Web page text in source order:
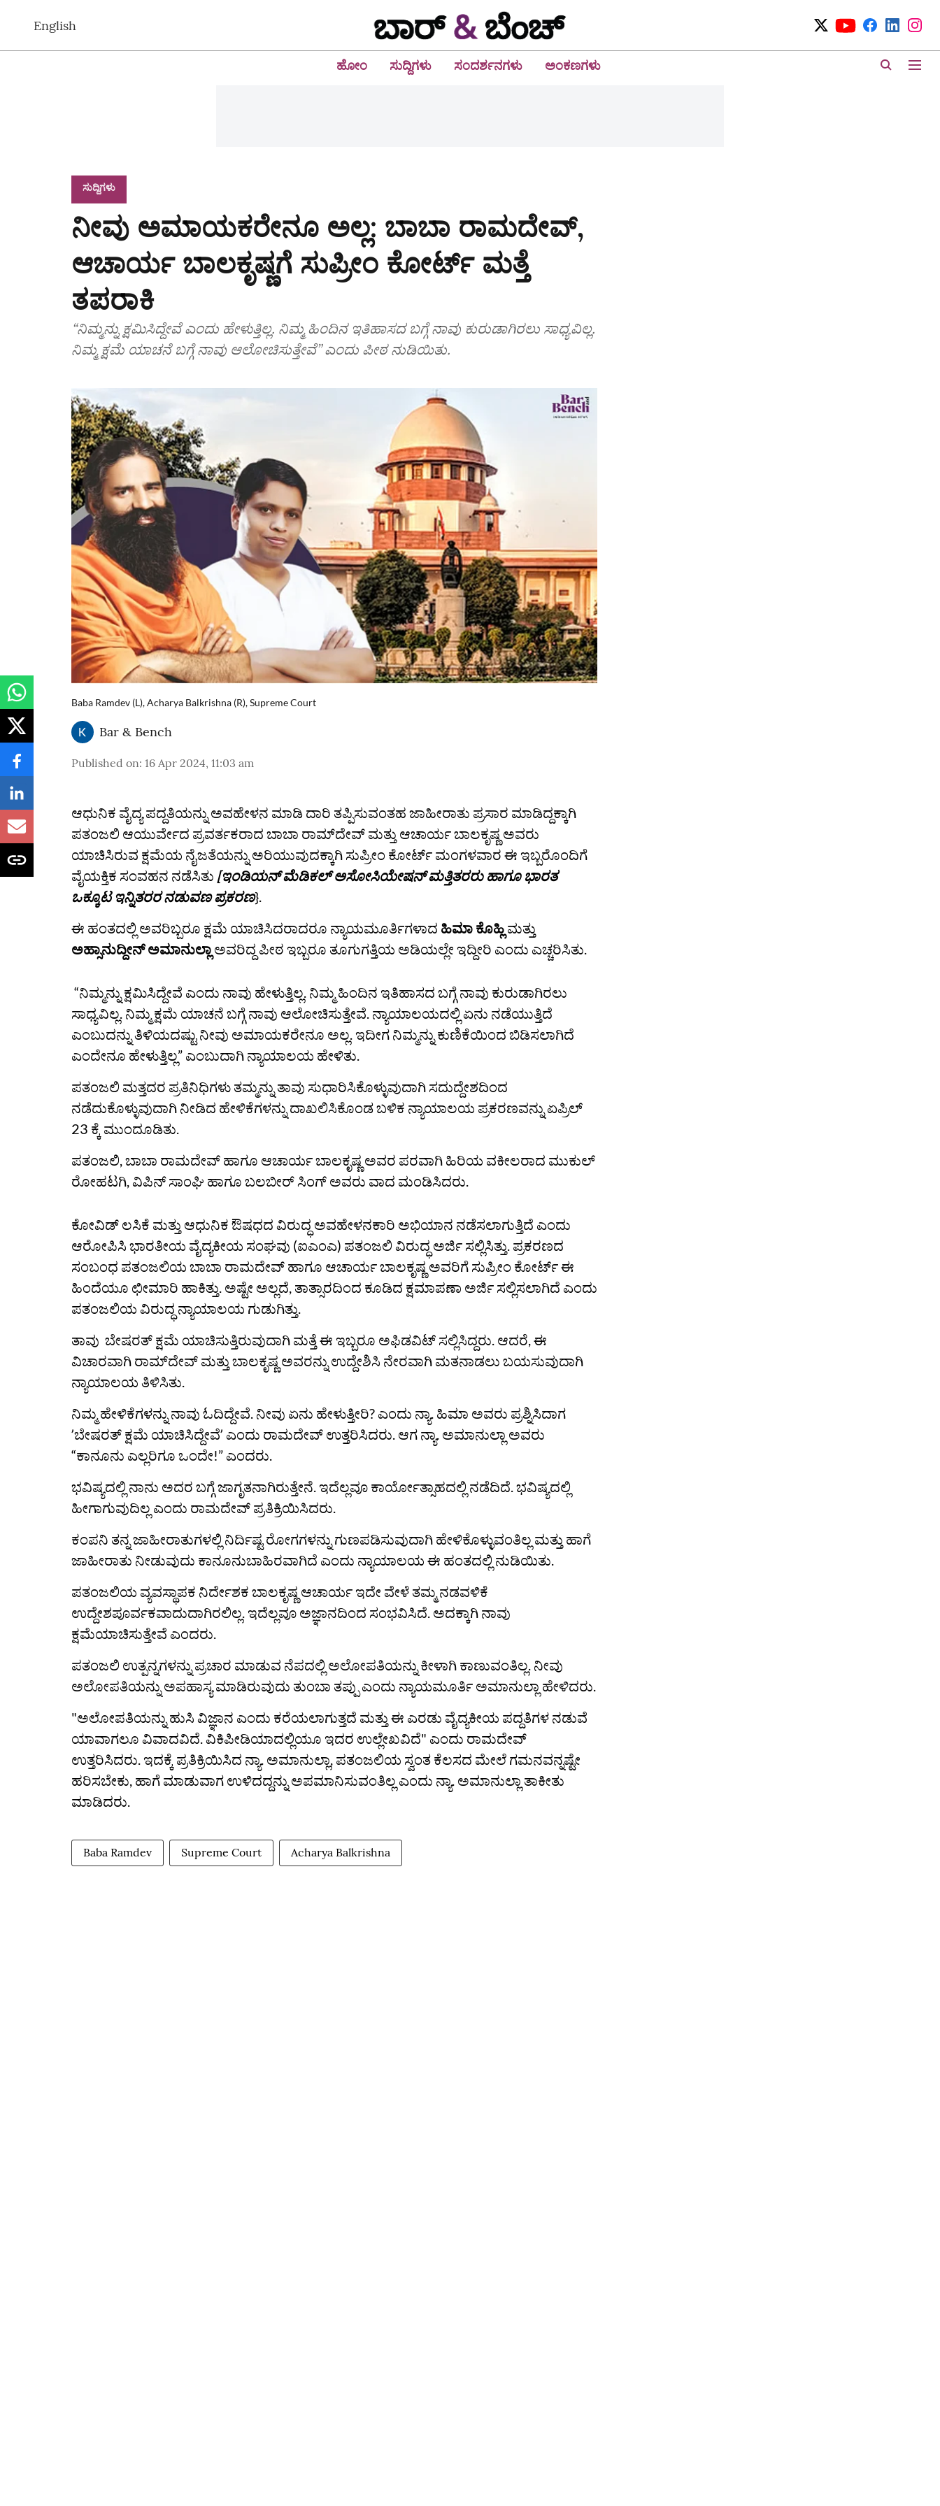
English
ಹೋಂ ಸುದ್ದಿಗಳು ಸಂದರ್ಶನಗಳು ಅಂಕಣಗಳು
ಸುದ್ದಿಗಳು
ನೀವು ಅಮಾಯಕರೇನೂ ಅಲ್ಲ: ಬಾಬಾ ರಾಮದೇವ್,
ಆಚಾರ್ಯ ಬಾಲಕೃಷ್ಣಗೆ ಸುಪ್ರೀಂ ಕೋರ್ಟ್‌ ಮತ್ತೆ
ತಪರಾಕಿ
“ನಿಮ್ಮನ್ನು ಕ್ಷಮಿಸಿದ್ದೇವೆ ಎಂದು ಹೇಳುತ್ತಿಲ್ಲ. ನಿಮ್ಮ ಹಿಂದಿನ ಇತಿಹಾಸದ ಬಗ್ಗೆ ನಾವು ಕುರುಡಾಗಿರಲು ಸಾಧ್ಯವಿಲ್ಲ.
ನಿಮ್ಮ ಕ್ಷಮೆ ಯಾಚನೆ ಬಗ್ಗೆ ನಾವು ಆಲೋಚಿಸುತ್ತೇವೆ” ಎಂದು ಪೀಠ ನುಡಿಯಿತು.
Baba Ramdev (L), Acharya Balkrishna (R), Supreme Court
Bar & Bench
Published on: 16 Apr 2024, 11:03 am
ಆಧುನಿಕ ವೈದ್ಯ ಪದ್ದತಿಯನ್ನು ಅವಹೇಳನ ಮಾಡಿ ದಾರಿ ತಪ್ಪಿಸುವಂತಹ ಜಾಹೀರಾತು ಪ್ರಸಾರ ಮಾಡಿದ್ದಕ್ಕಾಗಿ
ಪತಂಜಲಿ ಆಯುರ್ವೇದ ಪ್ರವರ್ತಕರಾದ ಬಾಬಾ ರಾಮ್‌ದೇವ್ ಮತ್ತು ಆಚಾರ್ಯ ಬಾಲಕೃಷ್ಣ ಅವರು
ಯಾಚಿಸಿರುವ ಕ್ಷಮೆಯ ನೈಜತೆಯನ್ನು ಅರಿಯುವುದಕ್ಕಾಗಿ ಸುಪ್ರೀಂ ಕೋರ್ಟ್‌ ಮಂಗಳವಾರ ಈ ಇಬ್ಬರೊಂದಿಗೆ
ವೈಯಕ್ತಿಕ ಸಂವಹನ ನಡೆಸಿತು [ಇಂಡಿಯನ್ ಮೆಡಿಕಲ್ ಅಸೋಸಿಯೇಷನ್ ಮತ್ತಿತರರು ಹಾಗೂ ಭಾರತ
ಒಕ್ಕೂಟ ಇನ್ನಿತರರ ನಡುವಣ ಪ್ರಕರಣ}.
ಈ ಹಂತದಲ್ಲಿ ಅವರಿಬ್ಬರೂ ಕ್ಷಮೆ ಯಾಚಿಸಿದರಾದರೂ ನ್ಯಾಯಮೂರ್ತಿಗಳಾದ ಹಿಮಾ ಕೊಹ್ಲಿ ಮತ್ತು
ಅಹ್ಸಾನುದ್ದೀನ್ ಅಮಾನುಲ್ಲಾ ಅವರಿದ್ದ ಪೀಠ ಇಬ್ಬರೂ ತೂಗುಗತ್ತಿಯ ಅಡಿಯಲ್ಲೇ ಇದ್ದೀರಿ ಎಂದು ಎಚ್ಚರಿಸಿತು.
“ನಿಮ್ಮನ್ನು ಕ್ಷಮಿಸಿದ್ದೇವೆ ಎಂದು ನಾವು ಹೇಳುತ್ತಿಲ್ಲ. ನಿಮ್ಮ ಹಿಂದಿನ ಇತಿಹಾಸದ ಬಗ್ಗೆ ನಾವು ಕುರುಡಾಗಿರಲು
ಸಾಧ್ಯವಿಲ್ಲ. ನಿಮ್ಮ ಕ್ಷಮೆ ಯಾಚನೆ ಬಗ್ಗೆ ನಾವು ಆಲೋಚಿಸುತ್ತೇವೆ. ನ್ಯಾಯಾಲಯದಲ್ಲಿ ಏನು ನಡೆಯುತ್ತಿದೆ
ಎಂಬುದನ್ನು ತಿಳಿಯದಷ್ಟು ನೀವು ಅಮಾಯಕರೇನೂ ಅಲ್ಲ. ಇದೀಗ ನಿಮ್ಮನ್ನು ಕುಣಿಕೆಯಿಂದ ಬಿಡಿಸಲಾಗಿದೆ
ಎಂದೇನೂ ಹೇಳುತ್ತಿಲ್ಲ” ಎಂಬುದಾಗಿ ನ್ಯಾಯಾಲಯ ಹೇಳಿತು.
ಪತಂಜಲಿ ಮತ್ತದರ ಪ್ರತಿನಿಧಿಗಳು ತಮ್ಮನ್ನು ತಾವು ಸುಧಾರಿಸಿಕೊಳ್ಳುವುದಾಗಿ ಸದುದ್ದೇಶದಿಂದ
ನಡೆದುಕೊಳ್ಳುವುದಾಗಿ ನೀಡಿದ ಹೇಳಿಕೆಗಳನ್ನು ದಾಖಲಿಸಿಕೊಂಡ ಬಳಿಕ ನ್ಯಾಯಾಲಯ ಪ್ರಕರಣವನ್ನು ಏಪ್ರಿಲ್
23 ಕ್ಕೆ ಮುಂದೂಡಿತು.
ಪತಂಜಲಿ, ಬಾಬಾ ರಾಮದೇವ್‌ ಹಾಗೂ ಆಚಾರ್ಯ ಬಾಲಕೃಷ್ಣ ಅವರ ಪರವಾಗಿ ಹಿರಿಯ ವಕೀಲರಾದ ಮುಕುಲ್‌
ರೋಹಟಗಿ, ವಿಪಿನ್‌ ಸಾಂಘಿ ಹಾಗೂ ಬಲಬೀರ್‌ ಸಿಂಗ್‌ ಅವರು ವಾದ ಮಂಡಿಸಿದರು.
ಕೋವಿಡ್‌ ಲಸಿಕೆ ಮತ್ತು ಆಧುನಿಕ ಔಷಧದ ವಿರುದ್ಧ ಅವಹೇಳನಕಾರಿ ಅಭಿಯಾನ ನಡೆಸಲಾಗುತ್ತಿದೆ ಎಂದು
ಆರೋಪಿಸಿ ಭಾರತೀಯ ವೈದ್ಯಕೀಯ ಸಂಘವು (ಐಎಂಎ) ಪತಂಜಲಿ ವಿರುದ್ಧ ಅರ್ಜಿ ಸಲ್ಲಿಸಿತ್ತು. ಪ್ರಕರಣದ
ಸಂಬಂಧ ಪತಂಜಲಿಯ ಬಾಬಾ ರಾಮದೇವ್‌ ಹಾಗೂ ಆಚಾರ್ಯ ಬಾಲಕೃಷ್ಣ ಅವರಿಗೆ ಸುಪ್ರೀಂ ಕೋರ್ಟ್‌ ಈ
ಹಿಂದೆಯೂ ಛೀಮಾರಿ ಹಾಕಿತ್ತು. ಅಷ್ಟೇ ಅಲ್ಲದೆ, ತಾತ್ಸಾರದಿಂದ ಕೂಡಿದ ಕ್ಷಮಾಪಣಾ ಅರ್ಜಿ ಸಲ್ಲಿಸಲಾಗಿದೆ ಎಂದು
ಪತಂಜಲಿಯ ವಿರುದ್ಧ ನ್ಯಾಯಾಲಯ ಗುಡುಗಿತ್ತು.
ತಾವು ಬೇಷರತ್‌ ಕ್ಷಮೆ ಯಾಚಿಸುತ್ತಿರುವುದಾಗಿ ಮತ್ತೆ ಈ ಇಬ್ಬರೂ ಅಫಿಡವಿಟ್‌ ಸಲ್ಲಿಸಿದ್ದರು. ಆದರೆ, ಈ
ವಿಚಾರವಾಗಿ ರಾಮ್‌ದೇವ್ ಮತ್ತು ಬಾಲಕೃಷ್ಣ ಅವರನ್ನು ಉದ್ದೇಶಿಸಿ ನೇರವಾಗಿ ಮತನಾಡಲು ಬಯಸುವುದಾಗಿ
ನ್ಯಾಯಾಲಯ ತಿಳಿಸಿತು.
ನಿಮ್ಮ ಹೇಳಿಕೆಗಳನ್ನು ನಾವು ಓದಿದ್ದೇವೆ. ನೀವು ಏನು ಹೇಳುತ್ತೀರಿ? ಎಂದು ನ್ಯಾ. ಹಿಮಾ ಅವರು ಪ್ರಶ್ನಿಸಿದಾಗ
ʼಬೇಷರತ್‌ ಕ್ಷಮೆ ಯಾಚಿಸಿದ್ದೇವೆʼ ಎಂದು ರಾಮದೇವ್‌ ಉತ್ತರಿಸಿದರು. ಆಗ ನ್ಯಾ. ಅಮಾನುಲ್ಲಾ ಅವರು
“ಕಾನೂನು ಎಲ್ಲರಿಗೂ ಒಂದೇ!” ಎಂದರು.
ಭವಿಷ್ಯದಲ್ಲಿ ನಾನು ಅದರ ಬಗ್ಗೆ ಜಾಗೃತನಾಗಿರುತ್ತೇನೆ. ಇದೆಲ್ಲವೂ ಕಾರ್ಯೋತ್ಸಾಹದಲ್ಲಿ ನಡೆದಿದೆ. ಭವಿಷ್ಯದಲ್ಲಿ
ಹೀಗಾಗುವುದಿಲ್ಲ ಎಂದು ರಾಮದೇವ್‌ ಪ್ರತಿಕ್ರಿಯಿಸಿದರು.
ಕಂಪನಿ ತನ್ನ ಜಾಹೀರಾತುಗಳಲ್ಲಿ ನಿರ್ದಿಷ್ಟ ರೋಗಗಳನ್ನು ಗುಣಪಡಿಸುವುದಾಗಿ ಹೇಳಿಕೊಳ್ಳುವಂತಿಲ್ಲ ಮತ್ತು ಹಾಗೆ
ಜಾಹೀರಾತು ನೀಡುವುದು ಕಾನೂನುಬಾಹಿರವಾಗಿದೆ ಎಂದು ನ್ಯಾಯಾಲಯ ಈ ಹಂತದಲ್ಲಿ ನುಡಿಯಿತು.
ಪತಂಜಲಿಯ ವ್ಯವಸ್ಥಾಪಕ ನಿರ್ದೇಶಕ ಬಾಲಕೃಷ್ಣ ಆಚಾರ್ಯ ಇದೇ ವೇಳೆ ತಮ್ಮ ನಡವಳಿಕೆ
ಉದ್ದೇಶಪೂರ್ವಕವಾದುದಾಗಿರಲಿಲ್ಲ. ಇದೆಲ್ಲವೂ ಅಜ್ಞಾನದಿಂದ ಸಂಭವಿಸಿದೆ. ಅದಕ್ಕಾಗಿ ನಾವು
ಕ್ಷಮೆಯಾಚಿಸುತ್ತೇವೆ ಎಂದರು.
ಪತಂಜಲಿ ಉತ್ಪನ್ನಗಳನ್ನು ಪ್ರಚಾರ ಮಾಡುವ ನೆಪದಲ್ಲಿ ಅಲೋಪತಿಯನ್ನು ಕೀಳಾಗಿ ಕಾಣುವಂತಿಲ್ಲ. ನೀವು
ಅಲೋಪತಿಯನ್ನು ಅಪಹಾಸ್ಯ ಮಾಡಿರುವುದು ತುಂಬಾ ತಪ್ಪು ಎಂದು ನ್ಯಾಯಮೂರ್ತಿ ಅಮಾನುಲ್ಲಾ ಹೇಳಿದರು.
"ಅಲೋಪತಿಯನ್ನು ಹುಸಿ ವಿಜ್ಞಾನ ಎಂದು ಕರೆಯಲಾಗುತ್ತದೆ ಮತ್ತು ಈ ಎರಡು ವೈದ್ಯಕೀಯ ಪದ್ದತಿಗಳ ನಡುವೆ
ಯಾವಾಗಲೂ ವಿವಾದವಿದೆ. ವಿಕಿಪೀಡಿಯಾದಲ್ಲಿಯೂ ಇದರ ಉಲ್ಲೇಖವಿದೆ" ಎಂದು ರಾಮದೇವ್
ಉತ್ತರಿಸಿದರು. ಇದಕ್ಕೆ ಪ್ರತಿಕ್ರಿಯಿಸಿದ ನ್ಯಾ. ಅಮಾನುಲ್ಲಾ, ಪತಂಜಲಿಯ ಸ್ವಂತ ಕೆಲಸದ ಮೇಲೆ ಗಮನವನ್ನಷ್ಟೇ
ಹರಿಸಬೇಕು, ಹಾಗೆ ಮಾಡುವಾಗ ಉಳಿದದ್ದನ್ನು ಅಪಮಾನಿಸುವಂತಿಲ್ಲ ಎಂದು ನ್ಯಾ. ಅಮಾನುಲ್ಲಾ ತಾಕೀತು
ಮಾಡಿದರು.
Baba Ramdev Supreme Court Acharya Balkrishna